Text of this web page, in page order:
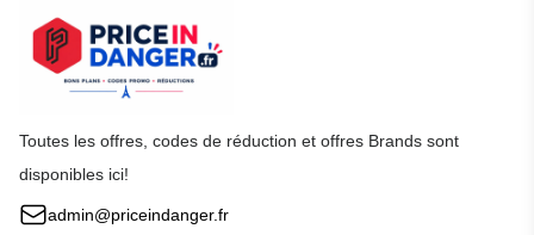
Toutes les offres, codes de réduction et offres Brands sont
disponibles ici!
admin@priceindanger.fr